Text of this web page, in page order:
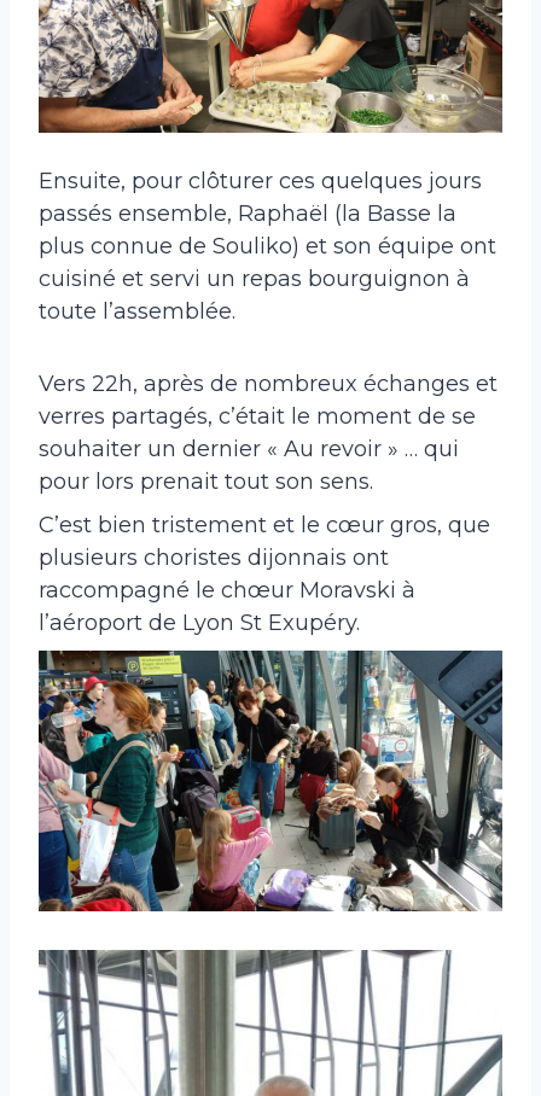
Ensuite, pour clôturer ces quelques jours
passés ensemble, Raphaël (la Basse la
plus connue de Souliko) et son équipe ont
cuisiné et servi un repas bourguignon à
toute l’assemblée.
Vers 22h, après de nombreux échanges et
verres partagés, c’était le moment de se
souhaiter un dernier « Au revoir » … qui
pour lors prenait tout son sens.
C’est bien tristement et le cœur gros, que
plusieurs choristes dijonnais ont
raccompagné le chœur Moravski à
l’aéroport de Lyon St Exupéry.